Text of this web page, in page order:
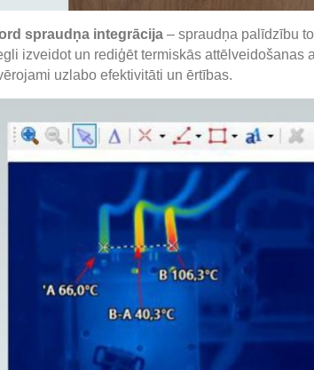
spraudņa integrācija – spraudņa palīdzību
izveidot un rediģēt termiskās
uzlabo efektivitāti un ērtības.